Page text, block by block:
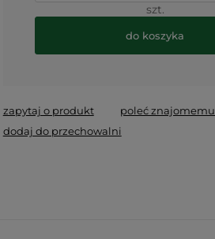
szt.
do koszyka
zapytaj o produkt poleć znajomemu
dodaj do przechowalni